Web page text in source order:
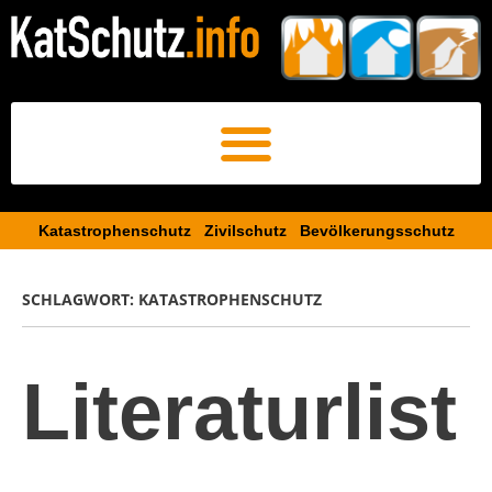
Katastrophenschutz Zivilschutz Bevölkerungsschutz​
SCHLAGWORT: KATASTROPHENSCHUTZ
Literaturlist